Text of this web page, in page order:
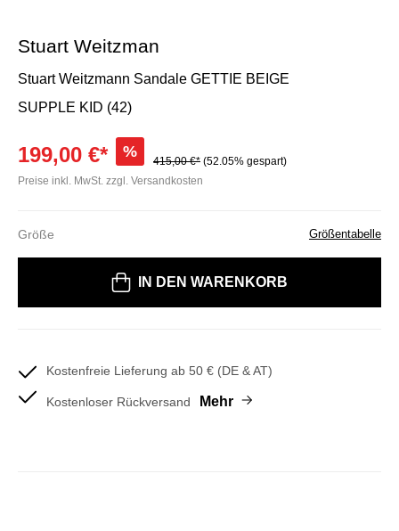
Stuart Weitzman
Stuart Weitzmann Sandale GETTIE BEIGE
SUPPLE KID (42)
199,00 €* %
415,00 €* (52.05% gespart)
Preise inkl. MwSt. zzgl. Versandkosten
Größe Größentabelle
IN DEN WARENKORB
Kostenfreie Lieferung ab 50 € (DE & AT)
Kostenloser Rückversand Mehr